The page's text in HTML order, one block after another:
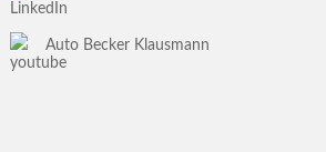
Auto Becker Klausmann